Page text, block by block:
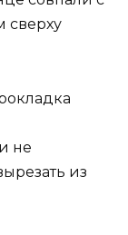
сверху
не
из